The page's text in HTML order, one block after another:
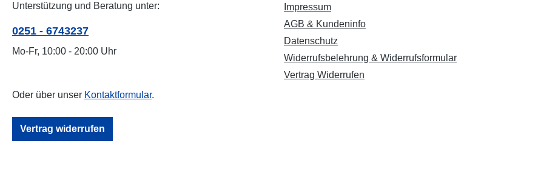
Unterstützung und Beratung unter:
0251 - 6743237
Mo-Fr, 10:00 - 20:00 Uhr
Oder über unser Kontaktformular.
Vertrag widerrufen
Impressum
AGB & Kundeninfo
Datenschutz
Widerrufsbelehrung & Widerrufsformular
Vertrag Widerrufen